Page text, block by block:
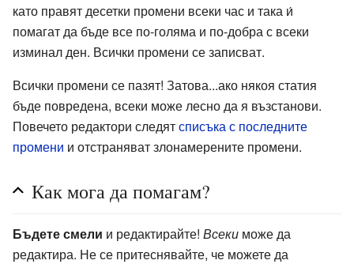
като правят десетки промени всеки час и така и́
помагат да бъде все по-голяма и по-добра с всеки
изминал ден. Всички промени се записват.
Всички промени се пазят! Затова...ако някоя статия
бъде повредена, всеки може лесно да я възстанови.
Повечето редактори следятсписъка с последните
промени и отстраняват злонамерените промени.
Как мога да помагам?
Бъдете смели и редактирайте! Всеки може да
редактира. Не се притеснявайте, че можете да